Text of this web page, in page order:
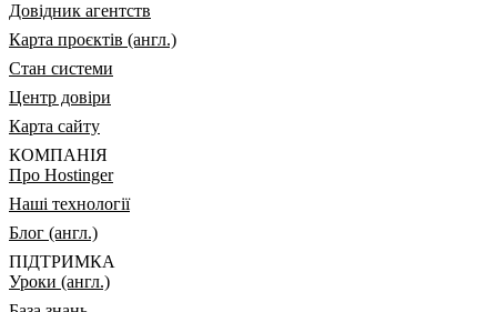
Довідник агентств
Карта проєктів (англ.)
Стан системи
Центр довіри
Карта сайту
КОМПАНІЯ
Про Hostinger
Наші технології
Блог (англ.)
ПІДТРИМКА
Уроки (англ.)